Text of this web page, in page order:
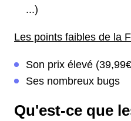
...)
Les points faibles de la
Son prix élevé
Ses nombreux bugs
Qu'est-ce que